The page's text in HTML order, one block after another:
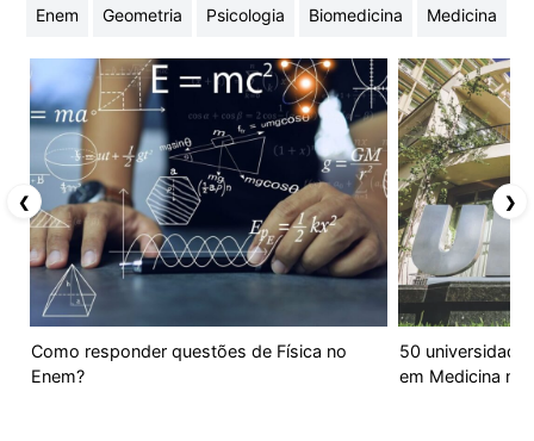
Enem Geometria Psicologia Biomedicina Medicina
Como responder questões de Física no
Enem?
50
em Medicina no
❮ ❯